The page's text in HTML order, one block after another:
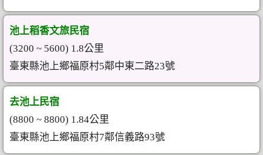
池上稻香文旅民宿
(3200 ~ 5600) 1.8公里
臺東縣池上鄉福原村5鄰中東二路23號
去池上民宿
(8800 ~ 8800) 1.84公里
臺東縣池上鄉福原村7鄰信義路93號